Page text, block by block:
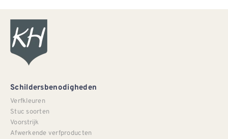
Schildersbenodigheden
Verfkleuren
Stuc soorten
Voorstrijk
Afwerkende verfproducten